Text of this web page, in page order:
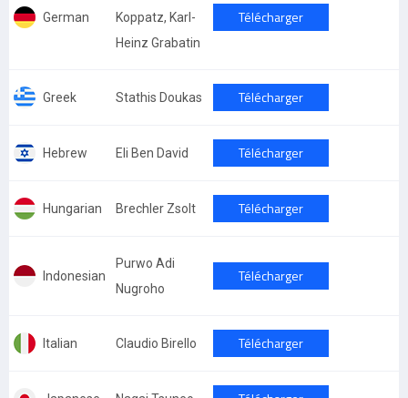
German
Koppatz, Karl-
Heinz Grabatin
Télécharger
Greek Stathis Doukas Télécharger
Hebrew Eli Ben David Télécharger
Hungarian Brechler Zsolt Télécharger
Indonesian
Purwo Adi
Nugroho
Télécharger
Italian Claudio Birello Télécharger